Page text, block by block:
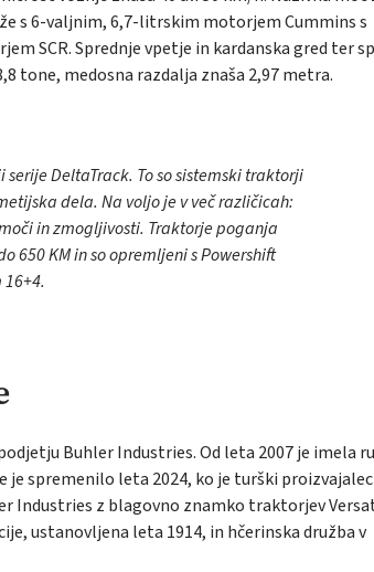
s 6-valjnim, 6,7-litrskim motorjem Cummins s
SCR. Sprednje vpetje in kardanska gred ter
tone, medosna razdalja znaša 2,97 metra.
DeltaTrack. To so sistemski traktorji
dela. Na voljo je v več različicah:
in zmogljivosti. Traktorje poganja
650 KM in so opremljeni s Powershift
Buhler Industries. Od leta 2007 je imela
je spremenilo leta 2024, ko je turški proizvajalec
Industries z blagovno znamko traktorjev
ustanovljena leta 1914, in hčerinska družba v